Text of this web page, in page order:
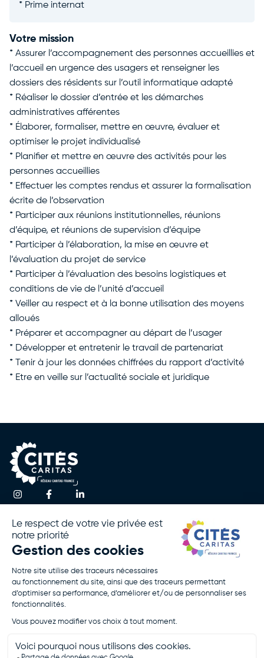
* Prime internat
Votre mission
* Assurer l’accompagnement des personnes accueillies et
l’accueil en urgence des usagers et renseigner les
dossiers des résidents sur l’outil informatique adapté
* Réaliser le dossier d’entrée et les démarches
administratives afférentes
* Élaborer, formaliser, mettre en œuvre, évaluer et
optimiser le projet individualisé
* Planifier et mettre en œuvre des activités pour les
personnes accueillies
* Effectuer les comptes rendus et assurer la formalisation
écrite de l’observation
* Participer aux réunions institutionnelles, réunions
d’équipe, et réunions de supervision d’équipe
* Participer à l’élaboration, la mise en œuvre et
l’évaluation du projet de service
* Participer à l’évaluation des besoins logistiques et
conditions de vie de l’unité d’accueil
* Veiller au respect et à la bonne utilisation des moyens
alloués
* Préparer et accompagner au départ de l’usager
* Développer et entretenir le travail de partenariat
* Tenir à jour les données chiffrées du rapport d’activité
* Etre en veille sur l’actualité sociale et juridique
Notre
Association
Activités
Agir Avec
Nous
Rejoignez-
Je Fais Un
Presse
D’activité
Politique De
Mentions
Contactez-nous
!